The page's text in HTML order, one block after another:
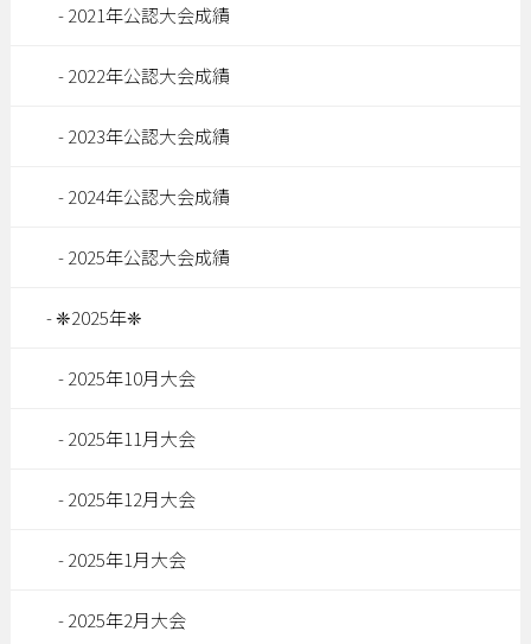
2021年公認大会成績
2022年公認大会成績
2023年公認大会成績
2024年公認大会成績
2025年公認大会成績
❈2025年❈
2025年10月大会
2025年11月大会
2025年12月大会
2025年1月大会
2025年2月大会